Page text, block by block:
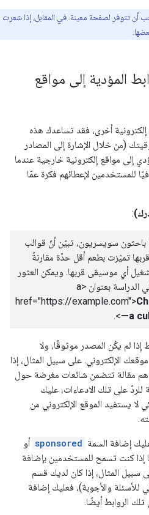
أن تتوفر لصفحة معينة. في المقابل، إذا شعرت
المؤدية إلى مواقع
أخرى، فقد تساعدك هذه
(من خلال الإشارة إلى المصادر
إلى مواقع إلكترونية خارجية عندما
للمستخدمين لإعطائهم فكرة عمّا
:
باحثون سويسريون، تبيّن أنّ قوالب
تميّزت بطعم أقل حدّة مقارنةً
أي موسيقى قربها. ويمكن العثور
الدراسة بعنوان
<a
href="https://example.com">
—a
.
إذا لم يكُن المصدر موثوقًا، ولا
الإلكتروني. على سبيل المثال، إذا
مقالة تتضمن شائعات مغرضة حول
على تلك الادعاءات، عليك
لا يستفيد الموقع الإلكتروني من
إضافة السمة sponsored أو
إذا كنت تسمح للمستخدمين بإضافة
سبيل المثال، إذا كان لديك قسم
والأجوبة)، فعليك إضافة
تلك الروابط أيضًا.